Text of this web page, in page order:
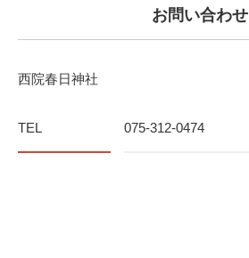
お問い合わせ
西院春日神社
TEL 075-312-0474